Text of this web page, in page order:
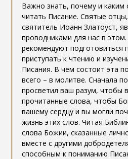
Важно знать, почему и каким
читать Писание. Святые
святитель Иоанн Златоуст,
проводниками для нас в
рекомендуют подготовиться
приступать к чтению и
Писания. В чем состоит эта
всего – в молитве. Сначала
просветил ваш разум, чтобы
прочитанные слова, чтобы
вашему сердцу и вы могли
жизнь этих слов. Читая
слова Божии, сказанные
вместе с другими
способным к пониманию